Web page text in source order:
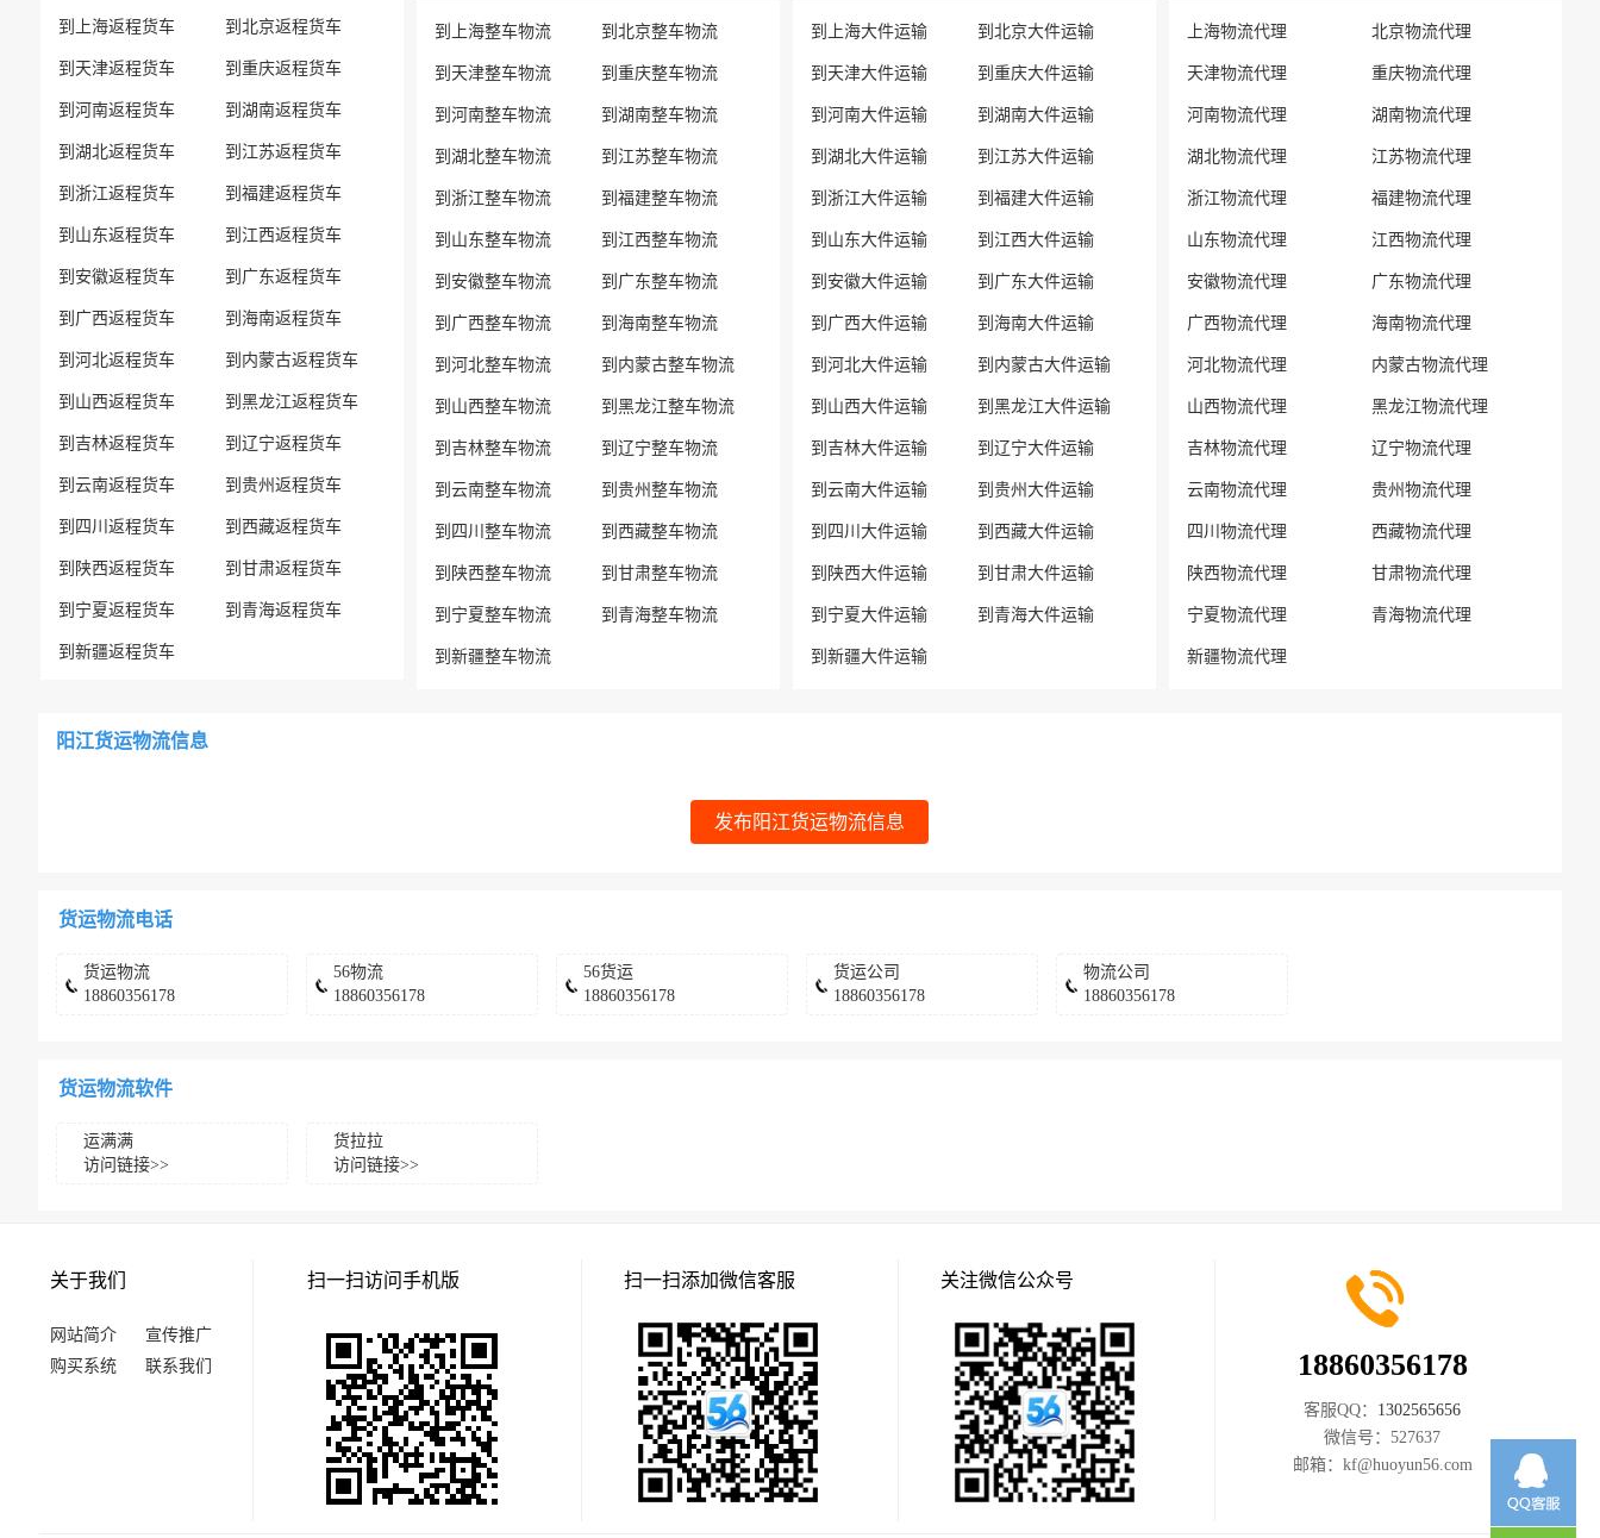
到上海返程货车 到北京返程货车
到天津返程货车 到重庆返程货车
到河南返程货车 到湖南返程货车
到湖北返程货车 到江苏返程货车
到浙江返程货车 到福建返程货车
到山东返程货车 到江西返程货车
到安徽返程货车 到广东返程货车
到广西返程货车 到海南返程货车
到河北返程货车 到内蒙古返程货车
到山西返程货车 到黑龙江返程货车
到吉林返程货车 到辽宁返程货车
到云南返程货车 到贵州返程货车
到四川返程货车 到西藏返程货车
到陕西返程货车 到甘肃返程货车
到宁夏返程货车 到青海返程货车
到新疆返程货车
到上海整车物流 到北京整车物流
到天津整车物流 到重庆整车物流
到河南整车物流 到湖南整车物流
到湖北整车物流 到江苏整车物流
到浙江整车物流 到福建整车物流
到山东整车物流 到江西整车物流
到安徽整车物流 到广东整车物流
到广西整车物流 到海南整车物流
到河北整车物流 到内蒙古整车物流
到山西整车物流 到黑龙江整车物流
到吉林整车物流 到辽宁整车物流
到云南整车物流 到贵州整车物流
到四川整车物流 到西藏整车物流
到陕西整车物流 到甘肃整车物流
到宁夏整车物流 到青海整车物流
到新疆整车物流
到上海大件运输 到北京大件运输
到天津大件运输 到重庆大件运输
到河南大件运输 到湖南大件运输
到湖北大件运输 到江苏大件运输
到浙江大件运输 到福建大件运输
到山东大件运输 到江西大件运输
到安徽大件运输 到广东大件运输
到广西大件运输 到海南大件运输
到河北大件运输 到内蒙古大件运输
到山西大件运输 到黑龙江大件运输
到吉林大件运输 到辽宁大件运输
到云南大件运输 到贵州大件运输
到四川大件运输 到西藏大件运输
到陕西大件运输 到甘肃大件运输
到宁夏大件运输 到青海大件运输
到新疆大件运输
上海物流代理 北京物流代理
天津物流代理 重庆物流代理
河南物流代理 湖南物流代理
湖北物流代理 江苏物流代理
浙江物流代理 福建物流代理
山东物流代理 江西物流代理
安徽物流代理 广东物流代理
广西物流代理 海南物流代理
河北物流代理 内蒙古物流代理
山西物流代理 黑龙江物流代理
吉林物流代理 辽宁物流代理
云南物流代理 贵州物流代理
四川物流代理 西藏物流代理
陕西物流代理 甘肃物流代理
宁夏物流代理 青海物流代理
新疆物流代理
阳江货运物流信息
发布阳江货运物流信息
货运物流电话
货运物流
18860356178
56物流
18860356178
56货运
18860356178
货运公司
18860356178
物流公司
18860356178
货运物流软件
运满满
访问链接>>
货拉拉
访问链接>>
关于我们
网站简介
宣传推广
购买系统
联系我们
扫一扫访问手机版 扫一扫添加微信客服 关注微信公众号
18860356178
客服QQ： 1302565656
微信号： 527637
邮箱： kf@huoyun56.com